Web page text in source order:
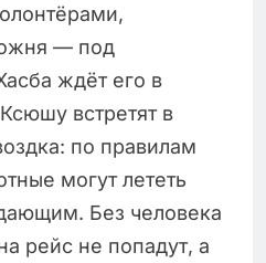
— под
ждёт его в
встретят в
по правилам
могут лететь
Без человека
рейс не попадут, а